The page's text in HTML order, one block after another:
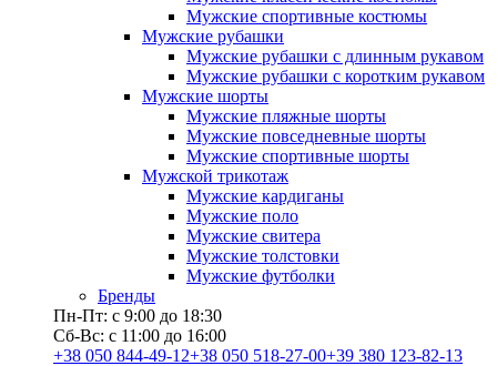
Мужские спортивные костюмы
Мужские рубашки
Мужские рубашки с длинным рукавом
Мужские рубашки с коротким рукавом
Мужские шорты
Мужские пляжные шорты
Мужские повседневные шорты
Мужские спортивные шорты
Мужской трикотаж
Мужские кардиганы
Мужские поло
Мужские свитера
Мужские толстовки
Мужские футболки
Бренды
Пн-Пт: с 9:00 до 18:30
Сб-Вс: с 11:00 до 16:00
+38 050 844-49-12+38 050 518-27-00+39 380 123-82-13